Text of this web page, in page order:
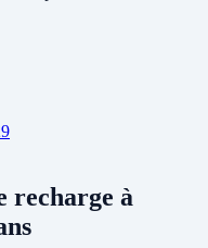
recharge à